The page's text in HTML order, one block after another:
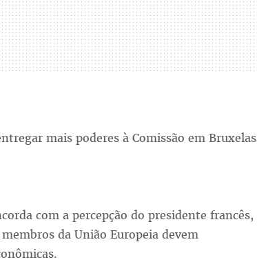
mais poderes à Comissão em Bruxelas
com a percepção do presidente francês,
da União Europeia devem